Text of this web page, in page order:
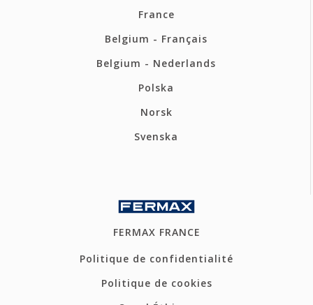
France
Belgium - Français
Belgium - Nederlands
Polska
Norsk
Svenska
FERMAX FRANCE
Politique de confidentialité
Politique de cookies